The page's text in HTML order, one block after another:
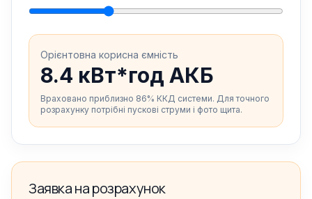
Орієнтовна корисна ємність
8.4 кВт*год АКБ
Враховано приблизно 86% ККД системи. Для точного
розрахунку потрібні пускові струми і фото щита.
Заявка на розрахунок